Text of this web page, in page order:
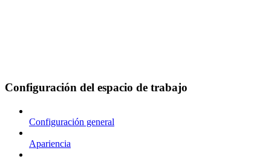
Configuración del espacio de trabajo
Configuración general
Apariencia